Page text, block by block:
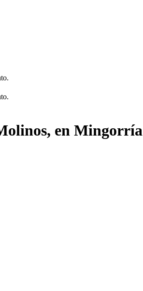
en Mingorría